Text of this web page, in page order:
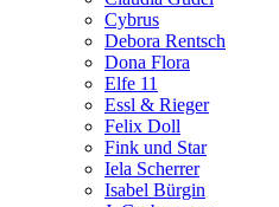
Cybrus
Debora Rentsch
Dona Flora
Elfe 11
Essl & Rieger
Felix Doll
Fink und Star
Iela Scherrer
Isabel Bürgin